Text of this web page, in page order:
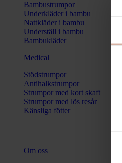
Bambustrumpor
Underkläder i bambu
Nattkläder i bambu
Underställ i bambu
Bambukläder
Medical
Stödstrumpor
Antihalkstrumpor
Strumpor med kort skaft
Strumpor med lös resår
Känsliga fötter
Om oss